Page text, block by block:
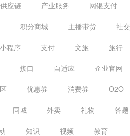
供应链 产业服务 网银支付
积分商城 主播带货 社交
小程序 支付 文旅 旅行
接口 自适应 企业官网
优惠券 消费券 O2O
同城 外卖 礼物 答题
知识 视频 教育